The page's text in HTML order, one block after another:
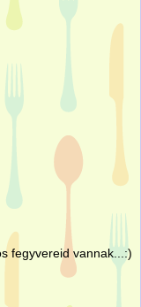
fegyvereid vannak...:)